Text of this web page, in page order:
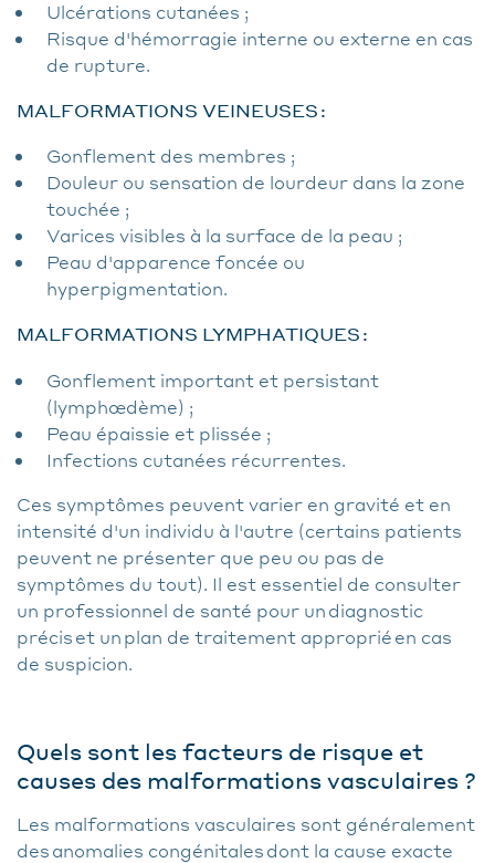
Ulcérations cutanées ;
Risque d'hémorragie interne ou externe en cas
de rupture.
MALFORMATIONS VEINEUSES :
Gonflement des membres ;
Douleur ou sensation de lourdeur dans la zone
touchée ;
Varices visibles à la surface de la peau ;
Peau d'apparence foncée ou
hyperpigmentation.
MALFORMATIONS LYMPHATIQUES :
Gonflement important et persistant
(lymphœdème) ;
Peau épaissie et plissée ;
Infections cutanées récurrentes.
Ces symptômes peuvent varier en gravité et en
intensité d'un individu à l'autre (certains patients
peuvent ne présenter que peu ou pas de
symptômes du tout). Il est essentiel de consulter
un professionnel de santé pour un diagnostic
précis et un plan de traitement approprié en cas
de suspicion.
Quels sont les facteurs de risque et
causes des malformations vasculaires ?
Les malformations vasculaires sont généralement
des anomalies congénitales dont la cause exacte